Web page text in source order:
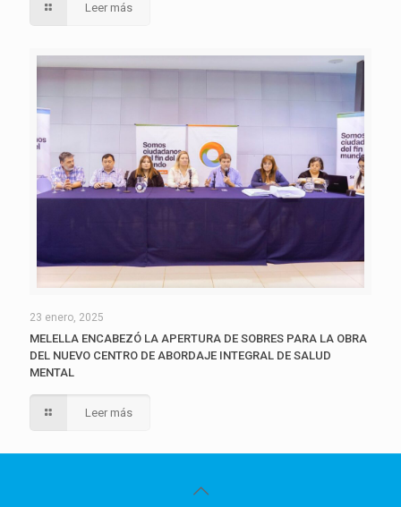
Leer más
23 enero, 2025
MELELLA ENCABEZÓ LA APERTURA DE SOBRES PARA LA OBRA
DEL NUEVO CENTRO DE ABORDAJE INTEGRAL DE SALUD
MENTAL
Leer más